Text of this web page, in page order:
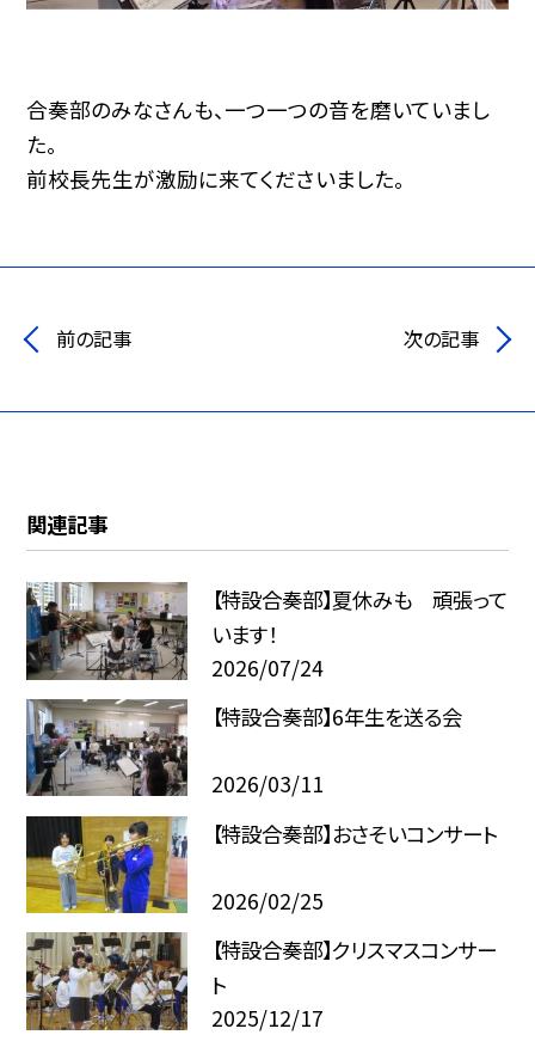
合奏部のみなさんも、一つ一つの音を磨いていまし
た。
前校長先生が激励に来てくださいました。
前の記事 次の記事
関連記事
【特設合奏部】夏休みも 頑張って
います！
2026/07/24
【特設合奏部】6年生を送る会
2026/03/11
【特設合奏部】おさそいコンサート
2026/02/25
【特設合奏部】クリスマスコンサー
ト
2025/12/17